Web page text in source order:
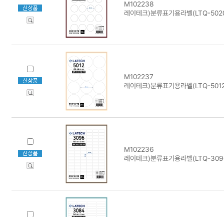
M102238
레이테크)분류표기용라벨(LTQ-
M102237
레이테크)분류표기용라벨(LTQ-
M102236
레이테크)분류표기용라벨(LTQ-